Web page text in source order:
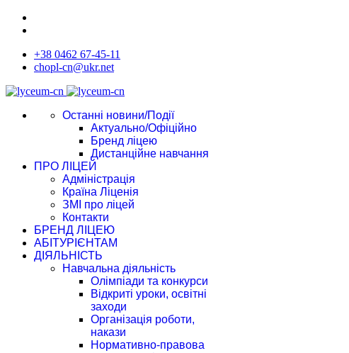
+38 0462 67-45-11
chopl-cn@ukr.net
Останні новини/Події
Актуально/Офіційно
Бренд ліцею
Дистанційне навчання
ПРО ЛІЦЕЙ
Адміністрація
Країна Ліценія
ЗМІ про ліцей
Контакти
БРЕНД ЛІЦЕЮ
АБІТУРІЄНТАМ
ДІЯЛЬНІСТЬ
Навчальна діяльність
Олімпіади та конкурси
Відкриті уроки, освітні
заходи
Організація роботи,
накази
Нормативно-правова